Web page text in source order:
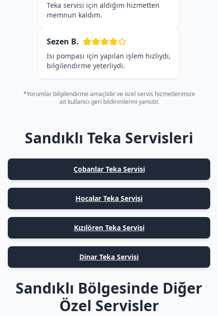
Teka servisi için aldığım hizmetten
memnun kaldım.
Sezen B.
Isı pompası için yapılan işlem hızlıydı,
bilgilendirme yeterliydi.
*Yorumlar bilgilendirme amaçlıdır ve özel servis hizmetlerimize
ait kullanıcı geri bildirimlerini yansıtır.
Sandıklı Teka Servisleri
Çobanlar Teka Servisi
Hocalar Teka Servisi
Kızılören Teka Servisi
Dinar Teka Servisi
Sandıklı Bölgesinde Diğer
Özel Servisler